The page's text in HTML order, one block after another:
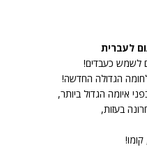
לעברית
לשמש כעבדים!
לחומה הגדולה החדשה!
איומה הגדול ביותר,
בעזות,
קומו!